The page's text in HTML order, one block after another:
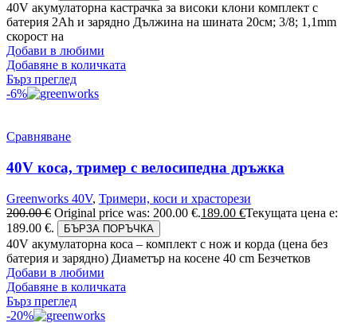
40V акумулаторна кастрачка за високи клони комплект с
батерия 2Ah и зарядно Дължина на шината 20см; 3/8; 1,1mm
скорост на
Добави в любими
Добавяне в количката
Бърз преглед
-6%
Сравняване
40V коса, тример с велосипедна дръжка
Greenworks 40V, Тримери, коси и храсторези
200.00€ Original price was: 200.00 €.189.00 €Текущата цена е:
189.00 €.
БЪРЗА ПОРЪЧКА
40V акумулаторна коса – комплект с нож и корда (цена без
батерия и зарядно) Диаметър на косене 40 cm Безчетков
Добави в любими
Добавяне в количката
Бърз преглед
-20%